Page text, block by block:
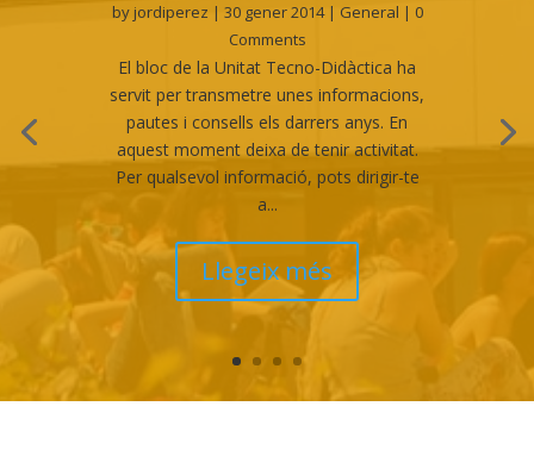
by jordiperez | 30 gener 2014| General | 0
Comments
El bloc de la Unitat Tecno-Didàctica ha
servit per transmetre unes informacions,
pautes i consells els darrers anys. En
aquest moment deixa de tenir activitat.
Per qualsevol informació, pots dirigir-te
a...
Llegeix més